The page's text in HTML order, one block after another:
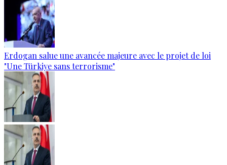
Erdogan salue une avancée majeure avec le projet de loi
"Une Türkiye sans terrorisme"